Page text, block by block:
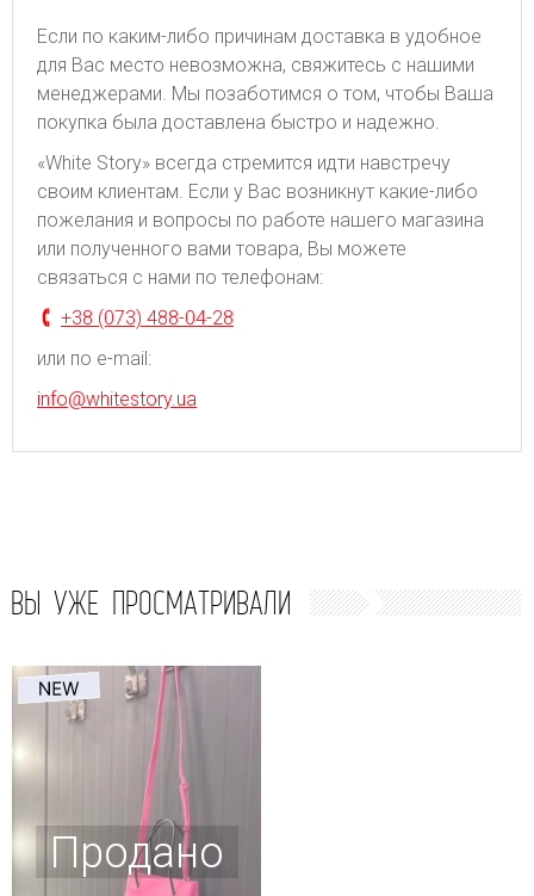
Если по каким-либо причинам доставка в удобное
для Вас место невозможна, свяжитесь с нашими
менеджерами. Мы позаботимся о том, чтобы Ваша
покупка была доставлена быстро и надежно.
«White Story» всегда стремится идти навстречу
своим клиентам. Если у Вас возникнут какие-либо
пожелания и вопросы по работе нашего магазина
или полученного вами товара, Вы можете
связаться с нами по телефонам:
+38 (073) 488-04-28
или по e-mail:
info@whitestory.ua
ВЫ УЖЕ ПРОСМАТРИВАЛИ
Продано